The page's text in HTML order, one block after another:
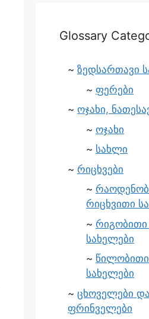
Glossary
ზედსართავი
ფერები
ოჯახი,
ოჯახი
სახლი
რიცხვები
რიცხვითი
რიგობითი
სახელები
სახელები
ცხოველები და
ფრინველები